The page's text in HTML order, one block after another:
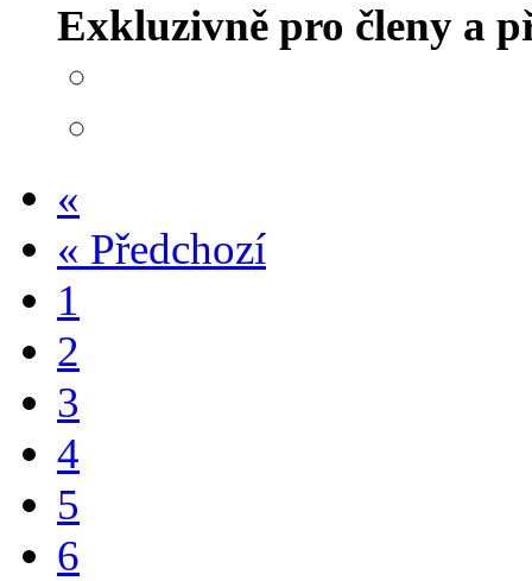
Exkluzivně pro členy a
«
« Předchozí
1
2
3
4
5
6